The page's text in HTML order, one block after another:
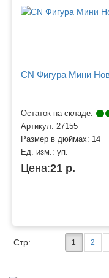
CN Фигура Мини
Остаток на складе:
Артикул: 27155
Размер в дюймах: 14
Ед. изм.: уп.
Цена:21 р.
Стр: 1 2